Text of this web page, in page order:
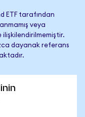
ETF tarafından
veya
ilişkilendirilmemiştir.
dayanak referans